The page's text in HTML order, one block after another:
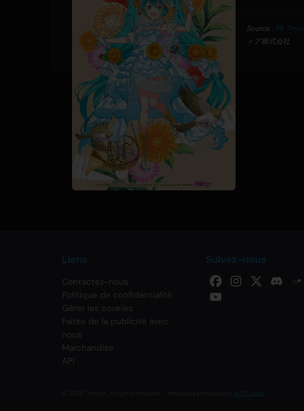
Source : PR
ィア株式会社
Liens
Contactez-nous
Politique de confidentialité
Gérer les cookies
Faites de la publicité avec
nous
Marchandise
API
Suivez-nous
ACRCloud